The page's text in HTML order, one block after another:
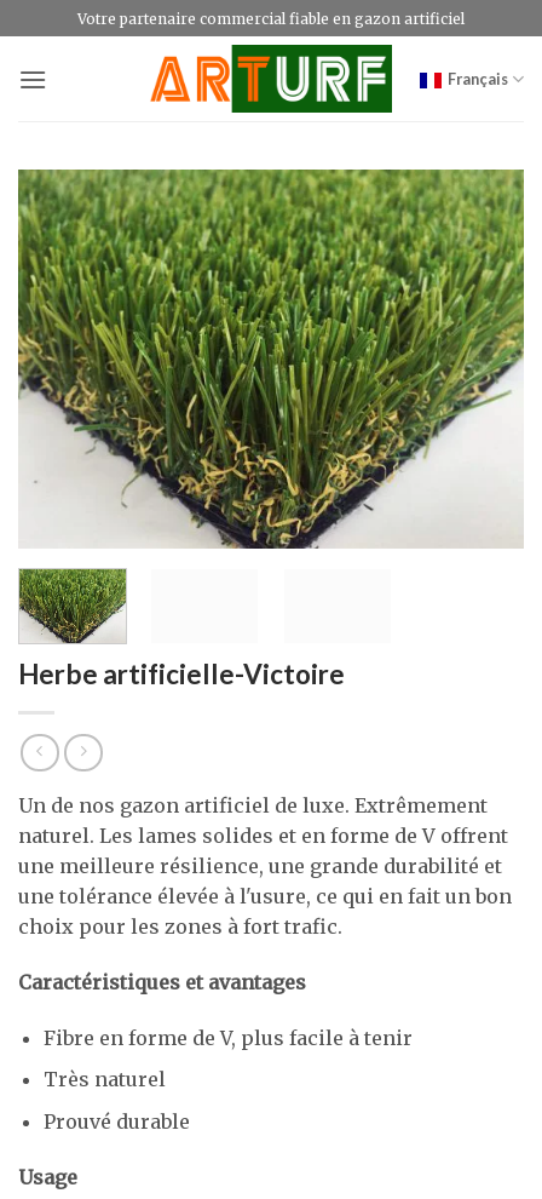
au
contenu
Votre partenaire commercial fiable en gazon artificiel
Français
Herbe artificielle-Victoire
Un de nos gazon artificiel de luxe. Extrêmement
naturel. Les lames solides et en forme de V offrent
une meilleure résilience, une grande durabilité et
une tolérance élevée à l'usure, ce qui en fait un bon
choix pour les zones à fort trafic.
Caractéristiques et avantages
Fibre en forme de V, plus facile à tenir
Très naturel
Prouvé durable
Usage